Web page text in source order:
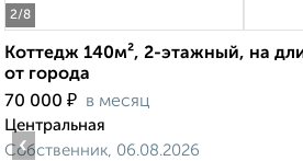
2/8
Коттедж 140м², 2-этажный, на
от города
70 000 ₽ в месяц
Центральная
Собственник, 06.08.2026
‹